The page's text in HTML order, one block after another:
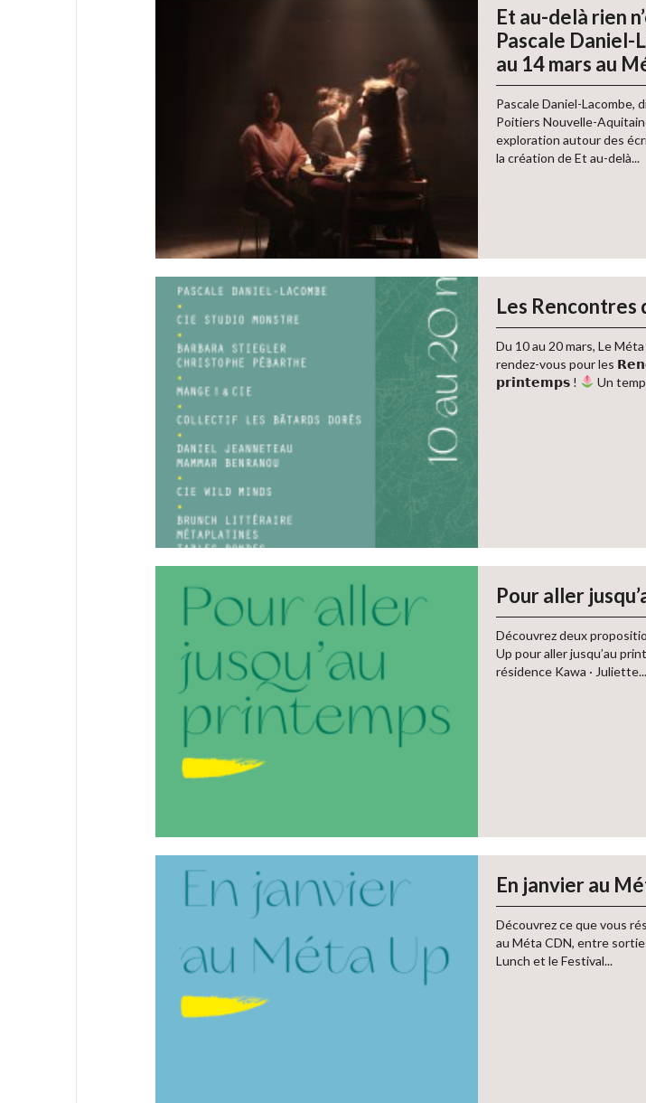
Et au-delà rien
Pascale Daniel-
au 14 mars au
Pascale Daniel-Lacombe,
Poitiers Nouvelle-
exploration autour des
la création de Et au-delà...
Les Rencontres
Du 10 au 20 mars, Le
rendez-vous pour les
𝗽𝗿𝗶𝗻𝘁𝗲𝗺𝗽𝘀 !
Un
Pour aller
Découvrez deux
Up pour aller jusqu’au
résidence Kawa · Juliette...
En janvier au
Découvrez ce que vous
au Méta CDN, entre
Lunch et le Festival...